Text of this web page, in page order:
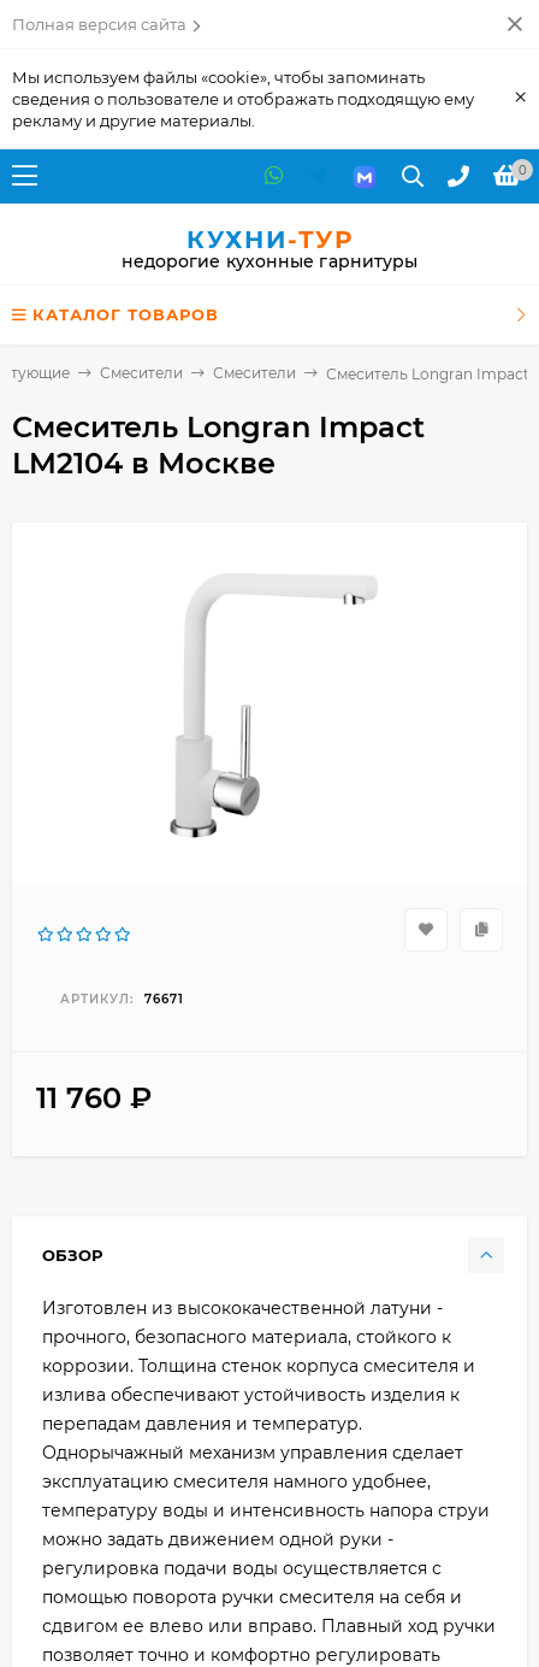
Полная версия сайта
Мы используем файлы «cookie», чтобы запоминать
сведения о пользователе и отображать подходящую ему
рекламу и другие материалы.
×
0
КУХНИ-ТУР
недорогие кухонные гарнитуры
КАТАЛОГ ТОВАРОВ
Смесители Смесители Смеситель Longran Impact
Смеситель Longran Impact
LM2104 в Москве
АРТИКУЛ: 76671
11 760 ₽
ОБЗОР
Изготовлен из высококачественной латуни -
прочного, безопасного материала, стойкого к
коррозии. Толщина стенок корпуса смесителя и
излива обеспечивают устойчивость изделия к
перепадам давления и температур.
Однорычажный механизм управления сделает
эксплуатацию смесителя намного удобнее,
температуру воды и интенсивность напора струи
можно задать движением одной руки -
регулировка подачи воды осуществляется с
помощью поворота ручки смесителя на себя и
сдвигом ее влево или вправо. Плавный ход ручки
позволяет точно и комфортно регулировать